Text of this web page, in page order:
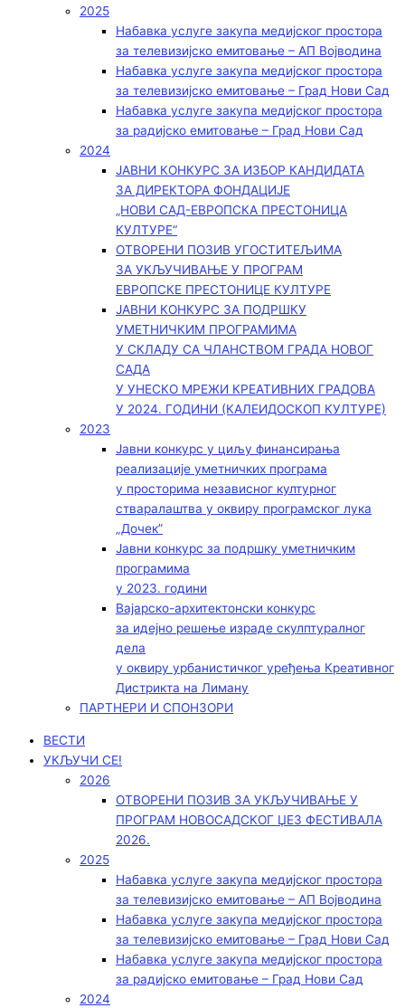
2025
Набавка услуге закупа медијског простора
за телевизијско емитовање – АП Војводинa
Набавка услуге закупа медијског простора
за телевизијско емитовање – Град Нови Сад
Набавка услуге закупа медијског простора
за радијско емитовање – Град Нови Сад
2024
ЈАВНИ КОНКУРС ЗА ИЗБОР КАНДИДАТА
ЗА ДИРЕКТОРА ФОНДАЦИЈЕ
„НОВИ САД-ЕВРОПСКА ПРЕСТОНИЦА
КУЛТУРЕ“
ОТВОРЕНИ ПОЗИВ УГОСТИТЕЉИМА
ЗА УКЉУЧИВАЊЕ У ПРОГРАМ
ЕВРОПСКЕ ПРЕСТОНИЦЕ КУЛТУРЕ
ЈАВНИ КОНКУРС ЗА ПОДРШКУ
УМЕТНИЧКИМ ПРОГРАМИМА
У СКЛАДУ СА ЧЛАНСТВОМ ГРАДА НОВОГ
САДА
У УНЕСКО МРЕЖИ КРЕАТИВНИХ ГРАДОВА
У 2024. ГОДИНИ (КАЛЕИДОСКОП КУЛТУРЕ)
2023
Јавни конкурс у циљу финансирања
реализације уметничких програма
у просторима независног културног
стваралаштва у оквиру програмског лука
„Дочек”
Јавни конкурс за подршку уметничким
програмима
у 2023. години
Вајарско-архитектонски конкурс
за идејно решење израде скулптуралног
дела
у оквиру урбанистичког уређења Креативног
Дистрикта на Лиману
ПАРТНЕРИ И СПОНЗОРИ
ВЕСТИ
УКЉУЧИ СЕ!
2026
ОТВОРЕНИ ПОЗИВ ЗА УКЉУЧИВАЊЕ У
ПРОГРАМ НОВОСАДСКОГ ЏЕЗ ФЕСТИВАЛА
2026.
2025
Набавка услуге закупа медијског простора
за телевизијско емитовање – АП Војводинa
Набавка услуге закупа медијског простора
за телевизијско емитовање – Град Нови Сад
Набавка услуге закупа медијског простора
за радијско емитовање – Град Нови Сад
2024